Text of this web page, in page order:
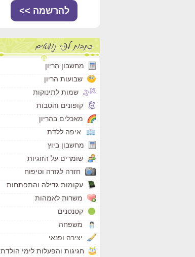
להרשמה >>
מחשבון הריון
שבועות הריון
שמות לתינוקות
קופונים והטבות
מאכלים בהריון
איפה ללדת
מחשבון ביוץ
שומרים על הזוגיות
חזרה לגזרה וטיפוח
עקומות גדילה והתפתחות
משרות לאמהות
קטנטנים
משפחה
יצירה ופנאי
חגיגות והפעלות לימי הולדת